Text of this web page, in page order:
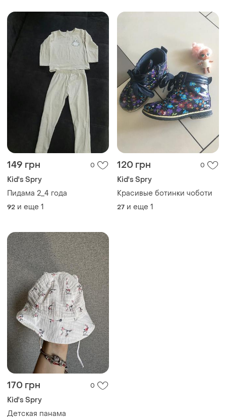
149 грн 0
Kid's Spry
Пидама 2_4 года
92 и еще 1
120 грн 0
Kid's Spry
Красивые ботинки чоботи
27 и еще 1
170 грн 0
Kid's Spry
Детская панама